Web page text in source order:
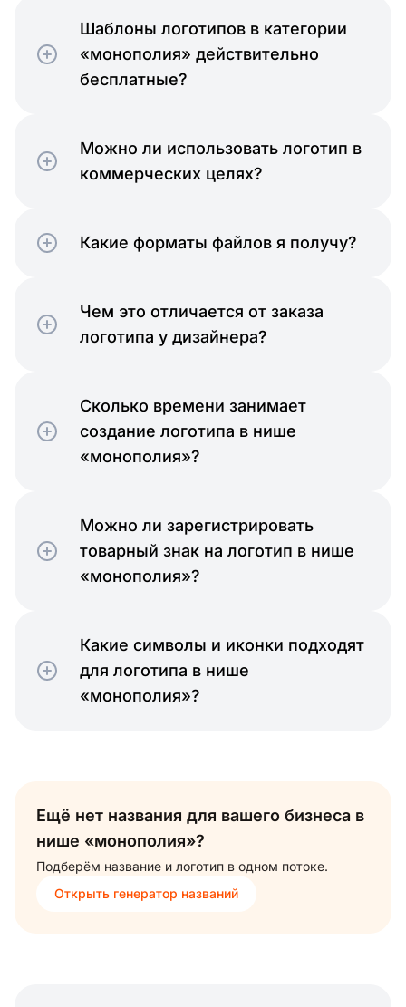
Шаблоны логотипов в категории
«монополия» действительно
бесплатные?
Можно ли использовать логотип в
коммерческих целях?
Какие форматы файлов я получу?
Чем это отличается от заказа
логотипа у дизайнера?
Сколько времени занимает
создание логотипа в нише
«монополия»?
Можно ли зарегистрировать
товарный знак на логотип в нише
«монополия»?
Какие символы и иконки подходят
для логотипа в нише
«монополия»?
Ещё нет названия для вашего бизнеса в
нише «монополия»?
Подберём название и логотип в одном потоке.
Открыть генератор названий